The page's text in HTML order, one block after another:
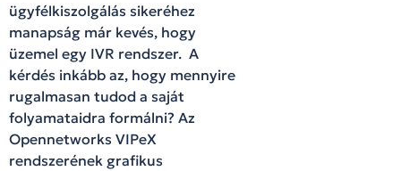
ügyfélkiszolgálás sikeréhez
manapság már kevés, hogy
üzemel egy IVR rendszer. A
kérdés inkább az, hogy mennyire
rugalmasan tudod a saját
folyamataidra formálni? Az
Opennetworks VIPeX
rendszerének grafikus